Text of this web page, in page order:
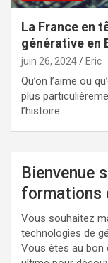
La France en
générative en
juin 26, 2024 Eric
Qu’on l’aime ou
plus
l’histoire…
Bienvenue
formations
Vous souhaitez
technologies de
Vous êtes au bon